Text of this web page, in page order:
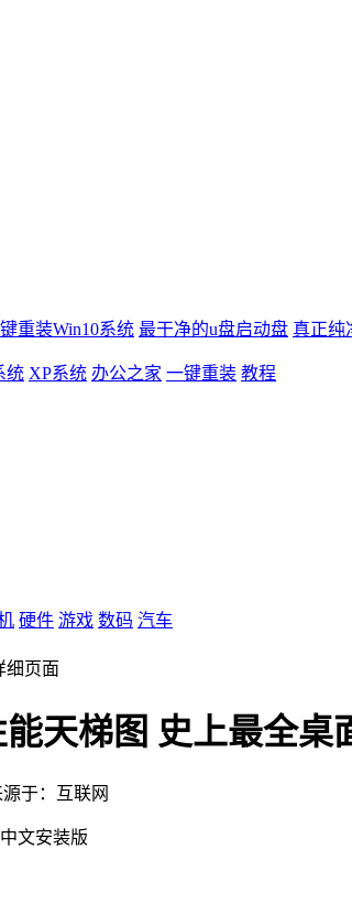
重装Win10系统 最干净的u盘启动盘 真正纯
统 XP系统 办公之家 一键重装 教程
硬件 游戏 数码 汽车
细页面
天梯图 史上最全桌
源于：互联网